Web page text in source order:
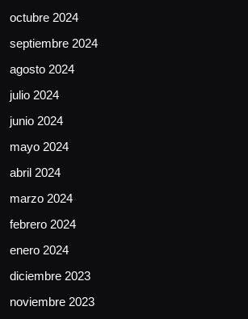
octubre 2024
septiembre 2024
agosto 2024
julio 2024
junio 2024
mayo 2024
abril 2024
marzo 2024
febrero 2024
enero 2024
diciembre 2023
noviembre 2023